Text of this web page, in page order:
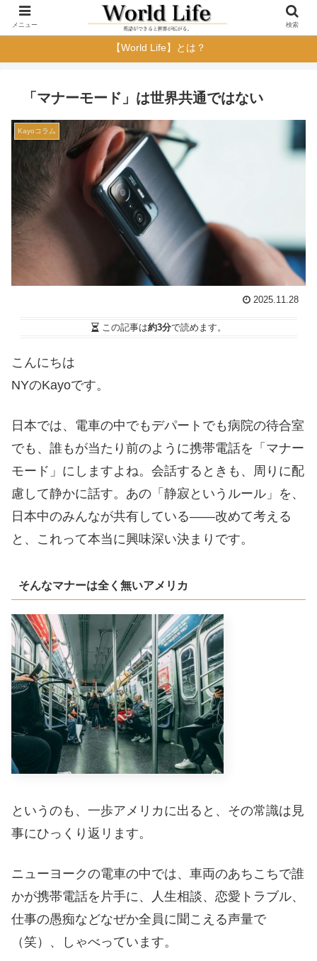
【World Life】とは？
「マナーモード」は世界共通ではない
Kayoコラム
2025.11.28
この記事は約3分で読めます。
こんにちは
NYのKayoです。
日本では、電車の中でもデパートでも病院の待合室
でも、誰もが当たり前のように携帯電話を「マナー
モード」にしますよね。会話するときも、周りに配
慮して静かに話す。あの「静寂というルール」を、
日本中のみんなが共有している——改めて考える
と、これって本当に興味深い決まりです。
そんなマナーは全く無いアメリカ
というのも、一歩アメリカに出ると、その常識は見
事にひっくり返リます。
ニューヨークの電車の中では、車両のあちこちで誰
かが携帯電話を片手に、人生相談、恋愛トラブル、
仕事の愚痴などなぜか全員に聞こえる声量で
（笑）、しゃべっています。
メニュー 検索